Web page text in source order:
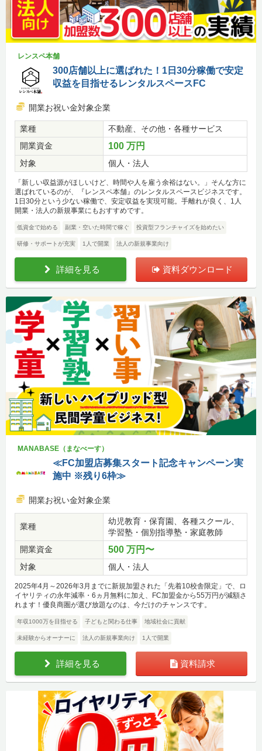
レンスペ本舗
300店舗以上に選ばれた！1日30分稼働で安定
収益を目指せるレンタルスペースFC
開業お祝い金対象企業
業種
不動産、その他・各種サービス
開業資金
100 万円
対象 個人・法人
「新しい収益源がほしいけど、時間や人を雇う余裕はない。」そんな方に
選ばれているのが、『レンスペ本舗』のレンタルスペースビジネスです。
1日30分という少ない稼働で、安定収益を実現可能。手離れが良く、1人
開業・法人の新規事業にもおすすめです。
低資金で始める 副業・空いた時間で稼ぐ 投資型フランチャイズを始めたい
研修・サポートが充実 1人で開業 法人の新規事業向け
詳細を見る 資料ダウンロード
MANABASE（まなべーす）
≪FC加盟店募集スタート記念キャンペーン実
施中 ※残り6枠≫
開業お祝い金対象企業
業種
幼児教育・保育園、各種スクール、
学習塾・個別指導塾・家庭教師
開業資金
500 万円〜
対象 個人・法人
2025年4月～2026年3月までに新規加盟された「先着10校舎限定」で、ロ
イヤリティの永年減率・6ヵ月無料に加え、FC加盟金から55万円が減額さ
れます！優良商圏が選び放題なのは、今だけのチャンスです。
年収1000万を目指せる 子どもと関わる仕事 地域社会に貢献
未経験からオーナーに 法人の新規事業向け 1人で開業
詳細を見る 資料請求